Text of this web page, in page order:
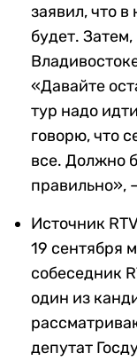
заявил, что
будет.
«Давайте
тур надо
говорю, что
все. Должно
правильно»,
Источник
19 сентября
собеседник
один из
депутат